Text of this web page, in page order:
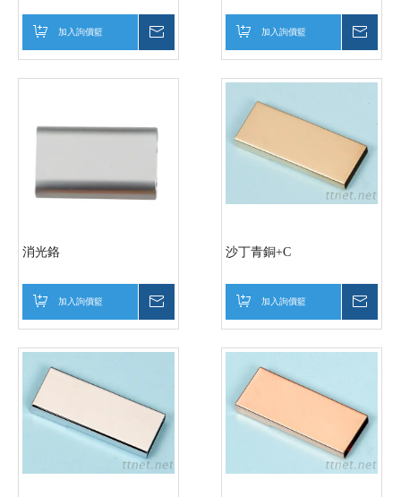
加入詢價籃 加入詢價籃
消光鉻
加入詢價籃
沙丁青銅+C
加入詢價籃